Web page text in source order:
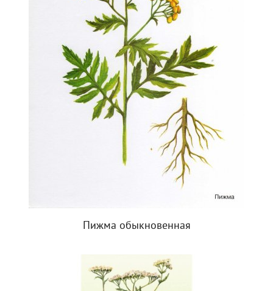
Пижма обыкновенная